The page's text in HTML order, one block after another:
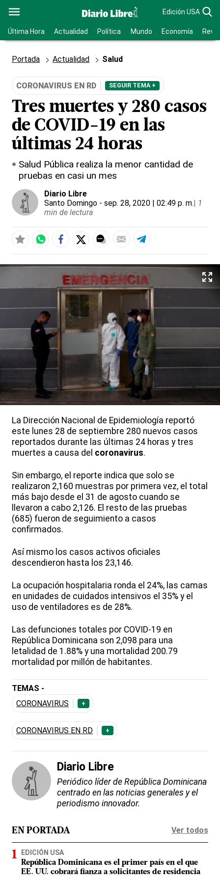
Edición USA
Última Hora Actualidad Política Mundo Economía
Portada Actualidad Salud
CORONAVIRUS EN RD SEGUIR TEMA +
Tres muertes y 280 casos
de COVID-19 en las
últimas 24 horas
Salud Pública realiza la menor cantidad de
pruebas en casi un mes
Diario Libre
Santo Domingo - sep. 28, 2020 | 02:49 p. m.| 1
min de lectura
La Dirección Nacional de Epidemiología reportó
este lunes 28 de septiembre 280 nuevos casos
reportados durante las últimas 24 horas y tres
muertes a causa del coronavirus.
Sin embargo, el reporte indica que solo se
realizaron 2,160 muestras por primera vez, el total
más bajo desde el 31 de agosto cuando se
llevaron a cabo 2,126. El resto de las pruebas
(685) fueron de seguimiento a casos
confirmados.
Así mismo los casos activos oficiales
descendieron hasta los 23,146.
La ocupación hospitalaria ronda el 24%, las camas
en unidades de cuidados intensivos el 35% y el
uso de ventiladores es de 28%.
Las defunciones totales por COVID-19 en
República Dominicana son 2,098 para una
letalidad de 1.88% y una mortalidad 200.79
mortalidad por millón de habitantes.
TEMAS -
CORONAVIRUS
+
CORONAVIRUS EN RD +
Diario Libre
Periódico líder de República Dominicana
centrado en las noticias generales y el
periodismo innovador.
EN PORTADA Ver todos
EDICIÓN USA
República Dominicana es el primer país en el que
EE. UU. cobrará fianza a solicitantes de residencia